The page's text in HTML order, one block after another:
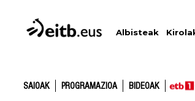
Albisteak
SAIOAK PROGRAMAZIOA BIDEOAK